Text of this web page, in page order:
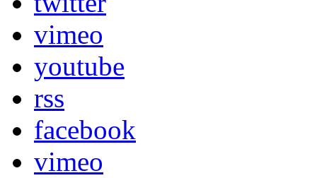
vimeo
youtube
rss
facebook
vimeo